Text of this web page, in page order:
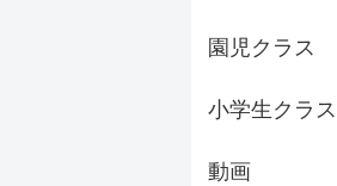
園児クラス
小学生クラス
動画